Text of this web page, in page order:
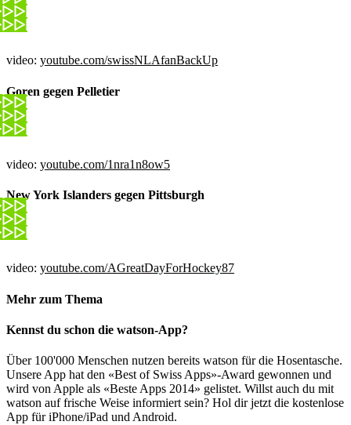
video: youtube.com/swissNLAfanBackUp
Goren gegen Pelletier
video: youtube.com/1nra1n8ow5
New York Islanders gegen Pittsburgh
video: youtube.com/AGreatDayForHockey87
Mehr zum Thema
Kennst du schon die watson-App?
Über 100'000 Menschen nutzen bereits watson für die Hosentasche.
Unsere App hat den «Best of Swiss Apps»-Award gewonnen und
wird von Apple als «Beste Apps 2014» gelistet. Willst auch du mit
watson auf frische Weise informiert sein? Hol dir jetzt die kostenlose
App für iPhone/iPad und Android.